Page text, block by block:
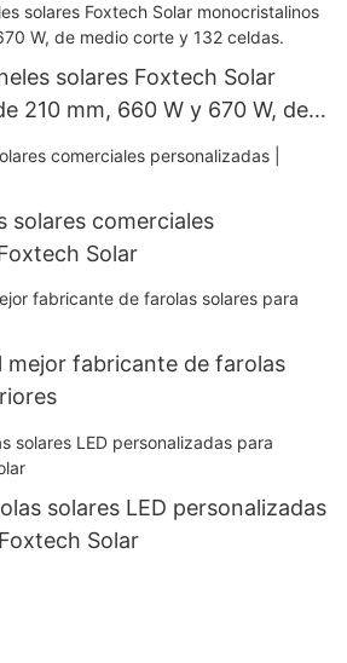
solares Foxtech Solar
210 mm, 660 W y 670 W, de
solares comerciales
Solar
mejor fabricante de farolas
solares LED personalizadas
Solar